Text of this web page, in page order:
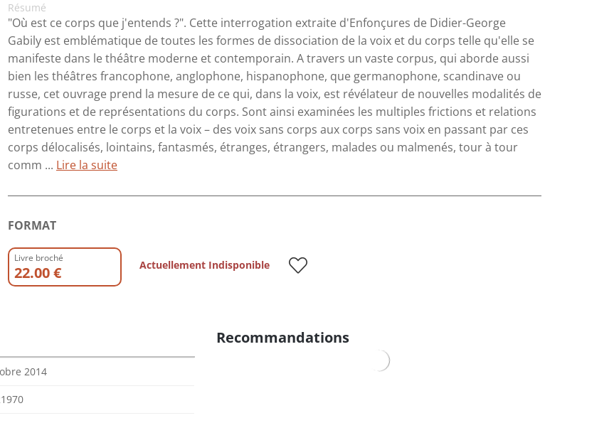
Résumé
"Où est ce corps que j'entends ?". Cette interrogation extraite d'Enfonçures de Didier-George
Gabily est emblématique de toutes les formes de dissociation de la voix et du corps telle qu'elle se
manifeste dans le théâtre moderne et contemporain. A travers un vaste corpus, qui aborde aussi
bien les théâtres francophone, anglophone, hispanophone, que germanophone, scandinave ou
russe, cet ouvrage prend la mesure de ce qui, dans la voix, est révélateur de nouvelles modalités de
figurations et de représentations du corps. Sont ainsi examinées les multiples frictions et relations
entretenues entre le corps et la voix – des voix sans corps aux corps sans voix en passant par ces
corps délocalisés, lointains, fantasmés, étranges, étrangers, malades ou malmenés, tour à tour
comm ... Lire la suite
FORMAT
Livre broché
22.00 € Actuellement Indisponible
2014
Recommandations